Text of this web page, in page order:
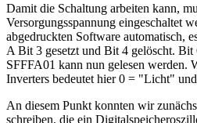
Damit die Schaltung arbeiten kann,
Versorgungsspannung eingeschaltet
abgedruckten Software automatisch,
A Bit 3 gesetzt und Bit 4 gelöscht.
SFFFA01 kann nun gelesen werden.
Inverters bedeutet hier 0 = "Licht"
An diesem Punkt konnten wir
schreiben, die ein